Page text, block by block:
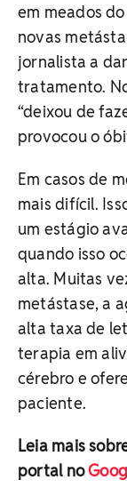
em meados
novas
jornalista a
tratamento.
“deixou de
provocou o
Em casos de
mais difícil.
um estágio
quando isso
alta. Muitas
metástase, a
alta taxa de
terapia em
cérebro e
paciente.
Leia mais
portal no